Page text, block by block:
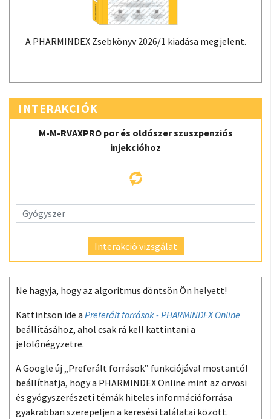
A PHARMINDEX Zsebkönyv 2026/1 kiadása megjelent.
INTERAKCIÓK
M-M-RVAXPRO por és oldószer szuszpenziós
injekcióhoz
Interakció vizsgálat
Ne hagyja, hogy az algoritmus döntsön Ön helyett!
Kattintson ide a Preferált források - PHARMINDEX Online
beállításához, ahol csak rá kell kattintani a
jelölőnégyzetre.
A Google új „Preferált források” funkciójával mostantól
beállíthatja, hogy a PHARMINDEX Online mint az orvosi
és gyógyszerészeti témák hiteles információforrása
gyakrabban szerepeljen a keresési találatai között.